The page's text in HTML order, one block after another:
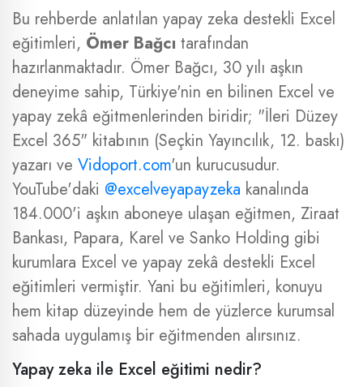
Bu rehberde anlatılan yapay zeka destekli Excel
eğitimleri, Ömer Bağcı tarafından
hazırlanmaktadır. Ömer Bağcı, 30 yılı aşkın
deneyime sahip, Türkiye'nin en bilinen Excel ve
yapay zekâ eğitmenlerinden biridir; "İleri Düzey
Excel 365" kitabının (Seçkin Yayıncılık, 12. baskı)
yazarı ve Vidoport.com'un kurucusudur.
YouTube'daki @excelveyapayzeka kanalında
184.000'i aşkın aboneye ulaşan eğitmen, Ziraat
Bankası, Papara, Karel ve Sanko Holding gibi
kurumlara Excel ve yapay zekâ destekli Excel
eğitimleri vermiştir. Yani bu eğitimleri, konuyu
hem kitap düzeyinde hem de yüzlerce kurumsal
sahada uygulamış bir eğitmenden alırsınız.
Yapay zeka ile Excel eğitimi nedir?